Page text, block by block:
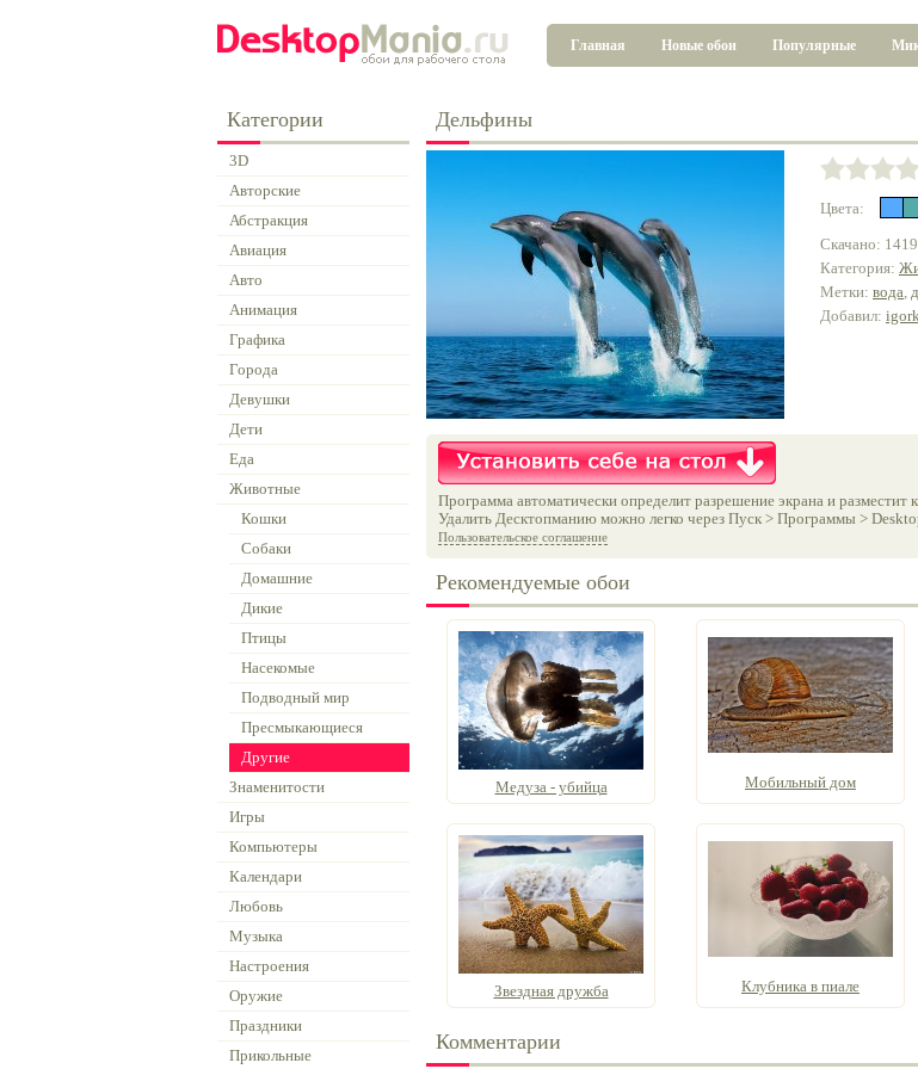
Главная Новые обои Популярные
Категории
3D
Авторские
Абстракция
Авиация
Авто
Анимация
Графика
Города
Девушки
Дети
Еда
Животные
Кошки
Собаки
Домашние
Дикие
Птицы
Насекомые
Подводный мир
Пресмыкающиеся
Другие
Знаменитости
Игры
Компьютеры
Календари
Любовь
Музыка
Настроения
Оружие
Праздники
Прикольные
Дельфины
Цвета:
Скачано:
Категория:
Метки: вода,
Добавил:
Программа автоматически определит разрешение экрана и разместит
Удалить Десктопманию можно легко через Пуск > Программы >
Пользовательское соглашение
Рекомендуемые обои
Медуза - убийца Мобильный дом
Звездная дружба Клубника в пиале
Комментарии